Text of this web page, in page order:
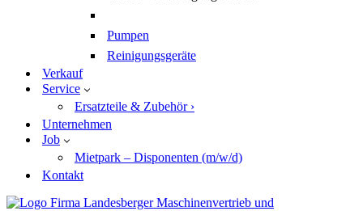
Pumpen
Reinigungsgeräte
Verkauf
Service
Ersatzteile & Zubehör ›
Unternehmen
Job
Mietpark – Disponenten (m/w/d)
Kontakt